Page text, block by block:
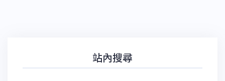
站內搜尋